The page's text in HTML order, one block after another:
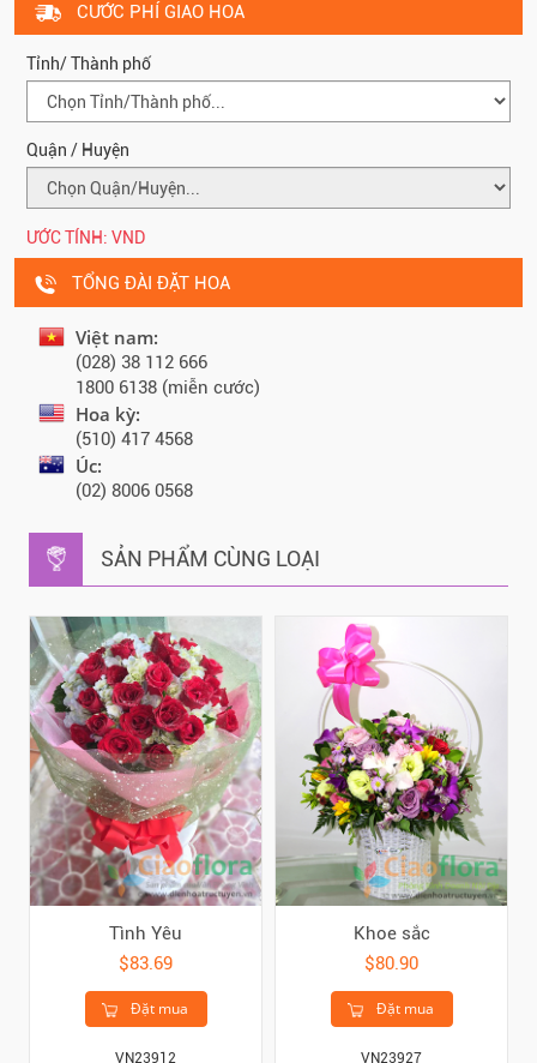
CƯỚC PHÍ GIAO HOA
Tỉnh/ Thành phố
Quận / Huyện
ƯỚC TÍNH: VND
TỔNG ĐÀI ĐẶT HOA
Việt nam:
(028) 38 112 666
1800 6138 (miễn cước)
Hoa kỳ:
(510) 417 4568
Úc:
(02) 8006 0568
SẢN PHẨM CÙNG LOẠI
Tình Yêu
$83.69
Đặt mua
VN23912
Khoe sắc
$80.90
Đặt mua
VN23927